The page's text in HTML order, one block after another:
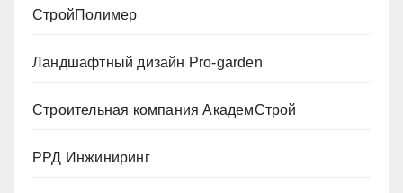
СтройПолимер
Ландшафтный дизайн Pro-garden
Строительная компания АкадемСтрой
РРД Инжиниринг